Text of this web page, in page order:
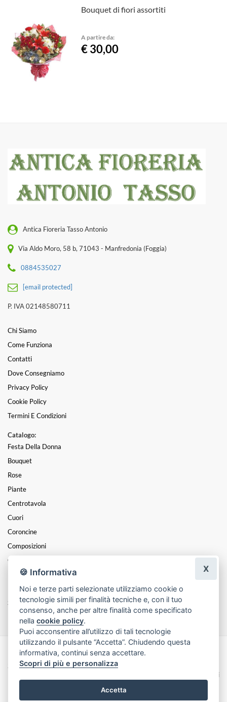
Bouquet di fiori assortiti
A partire da:
€ 30,00
Antica Fioreria Tasso Antonio
Via Aldo Moro, 58 b, 71043 - Manfredonia (Foggia)
0884535027
[email protected]
P. IVA 02148580711
Chi Siamo
Come Funziona
Contatti
Dove Consegniamo
Privacy Policy
Cookie Policy
Termini E Condizioni
Catalogo:
Festa Della Donna
Bouquet
Rose
Piante
Centrotavola
Cuori
Coroncine
Composizioni
Cesti
Mazzi
Funebre
San Valentino
Made with byInfoser.it- Realizzazione Siti ecommerce per Fioristi
2026
Termini e Condizioni
🍪 Informativa
Noi e terze parti selezionate utilizziamo cookie o
tecnologie simili per finalità tecniche e, con il tuo
consenso, anche per altre finalità come specificato
nellacookie policy.
Puoi acconsentire all’utilizzo di tali tecnologie
utilizzando il pulsante “Accetta”. Chiudendo questa
informativa, continui senza accettare.
Scopri di più e personalizza
Accetta
X